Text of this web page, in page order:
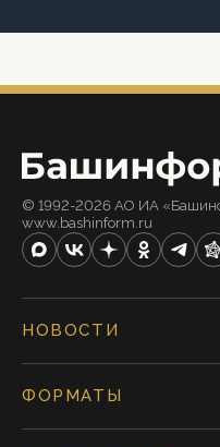
© 1992-2026 АО ИА
www.bashinform.ru
НОВОСТИ
ФОРМАТЫ